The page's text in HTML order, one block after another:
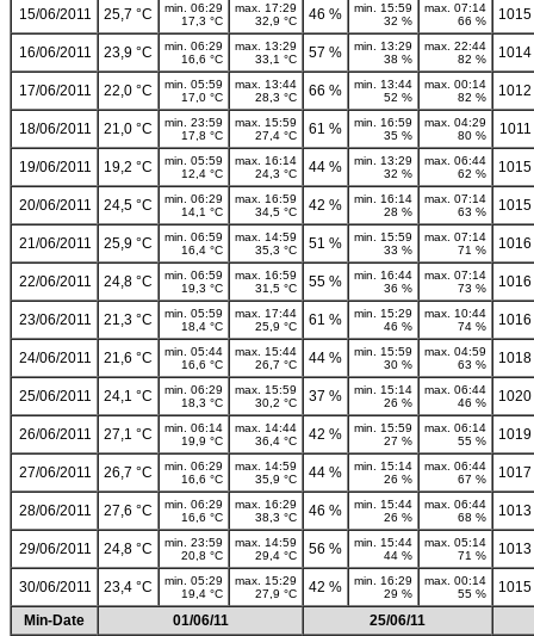
15/06/2011 25,7 °C
min. 06:29
17,3 °C
max. 17:29
32,9 °C
46 %
min. 15:59
32 %
max. 07:14
66 %
16/06/2011 23,9 °C
min. 06:29
16,6 °C
max. 13:29
33,1 °C
57 %
min. 13:29
38 %
max. 22:44
82 %
17/06/2011 22,0 °C
min. 05:59
17,0 °C
max. 13:44
28,3 °C
66 %
min. 13:44
52 %
max. 00:14
82 %
18/06/2011 21,0 °C
min. 23:59
17,8 °C
max. 15:59
27,4 °C
61 %
min. 16:59
35 %
max. 04:29
80 %
19/06/2011 19,2 °C
min. 05:59
12,4 °C
max. 16:14
24,3 °C
44 %
min. 13:29
32 %
max. 06:44
62 %
20/06/2011 24,5 °C
min. 06:29
14,1 °C
max. 16:59
34,5 °C
42 %
min. 16:14
28 %
max. 07:14
63 %
21/06/2011 25,9 °C
min. 06:59
16,4 °C
max. 14:59
35,3 °C
51 %
min. 15:59
33 %
max. 07:14
71 %
22/06/2011 24,8 °C
min. 06:59
19,3 °C
max. 16:59
31,5 °C
55 %
min. 16:44
36 %
max. 07:14
73 %
23/06/2011 21,3 °C
min. 05:59
18,4 °C
max. 17:44
25,9 °C
61 %
min. 15:29
46 %
max. 10:44
74 %
24/06/2011 21,6 °C
min. 05:44
16,6 °C
max. 15:44
26,7 °C
44 %
min. 15:59
30 %
max. 04:59
63 %
25/06/2011 24,1 °C
min. 06:29
18,3 °C
max. 15:59
30,2 °C
37 %
min. 15:14
26 %
max. 06:44
46 %
26/06/2011 27,1 °C
min. 06:14
19,9 °C
max. 14:44
36,4 °C
42 %
min. 15:59
27 %
max. 06:14
55 %
27/06/2011 26,7 °C
min. 06:29
16,6 °C
max. 14:59
35,9 °C
44 %
min. 15:14
26 %
max. 06:44
67 %
28/06/2011 27,6 °C
min. 06:29
16,6 °C
max. 16:29
38,3 °C
46 %
min. 15:44
26 %
max. 06:44
68 %
29/06/2011 24,8 °C
min. 23:59
20,8 °C
max. 14:59
29,4 °C
56 %
min. 15:44
44 %
max. 05:14
71 %
30/06/2011 23,4 °C
min. 05:29
19,4 °C
max. 15:29
27,9 °C
42 %
min. 16:29
29 %
max. 00:14
55 %
Min-Date
01/06/11
25/06/11